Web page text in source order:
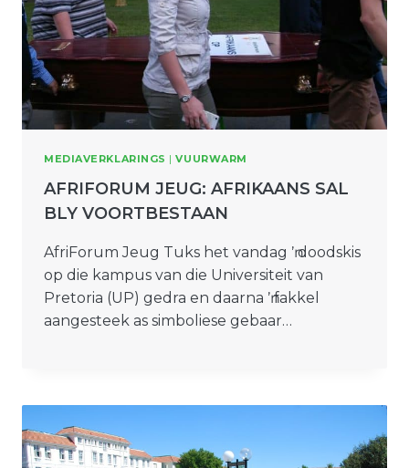
MEDIAVERKLARINGS |VUURWARM
AFRIFORUM JEUG: AFRIKAANS SAL
BLY VOORTBESTAAN
AfriForum Jeug Tuks het vandag ŉ doodskis
op die kampus van die Universiteit van
Pretoria (UP) gedra en daarna ŉ fakkel
aangesteek as simboliese gebaar…